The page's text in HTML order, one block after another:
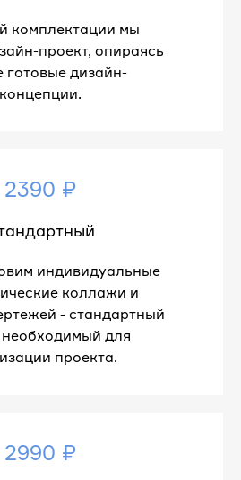
комплектации мы
проект, опираясь
готовые дизайн-
концепции.
2390 ₽
индивидуальные
коллажи и
- стандартный
для
проекта.
2990 ₽